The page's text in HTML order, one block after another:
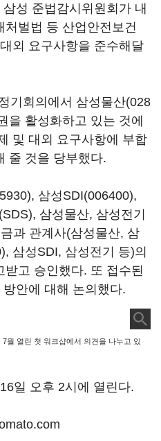
성 준법감시위원회가 내
처벌법 등 산업안전보건
외 요구사항을 준수해달
기회의에서 삼성물산(028
을 활성화하고 있는 것에
및 대외 요구사항에 부합
줄 것을 당부했다.
, 삼성SDI(006400),
(SDS), 삼성물산, 삼성전기
과 관계사(삼성물산, 삼
, 삼성SDI, 삼성전기 등)의
고 승인했다. 또 접수된
안에 대해 논의했다.
월 열린 첫 워크샵에서 의견을 나누고 있
일 오후 2시에 열린다.